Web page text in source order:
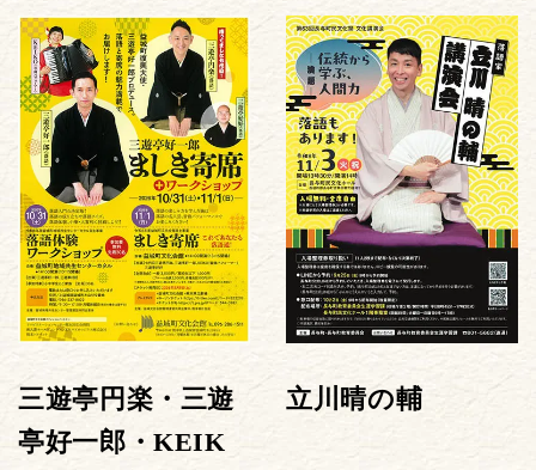
三遊亭円楽・三遊
亭好一郎・KEIK
立川晴の輔